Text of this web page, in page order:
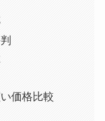
価格比較